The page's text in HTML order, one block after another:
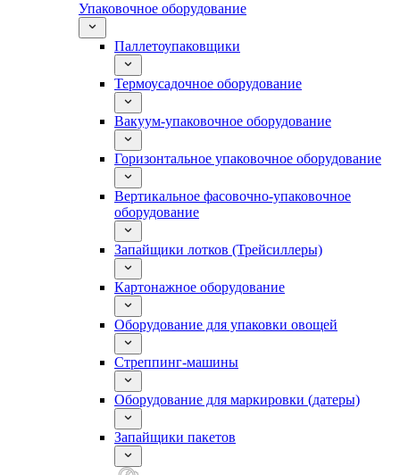
Упаковочное оборудование
Паллетоупаковщики
Термоусадочное оборудование
Вакуум-упаковочное оборудование
Горизонтальное упаковочное оборудование
Вертикальное фасовочно-упаковочное
оборудование
Запайщики лотков (Трейсиллеры)
Картонажное оборудование
Оборудование для упаковки овощей
Стреппинг-машины
Оборудование для маркировки (датеры)
Запайщики пакетов